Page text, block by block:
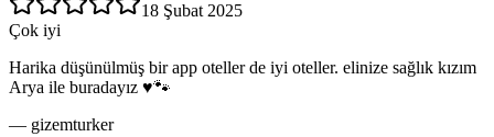
18 Şubat 2025
Çok iyi
Harika düşünülmüş bir app oteller de iyi oteller. elinize sağlık kızım
Arya ile buradayız ♥️🐾
— gizemturker